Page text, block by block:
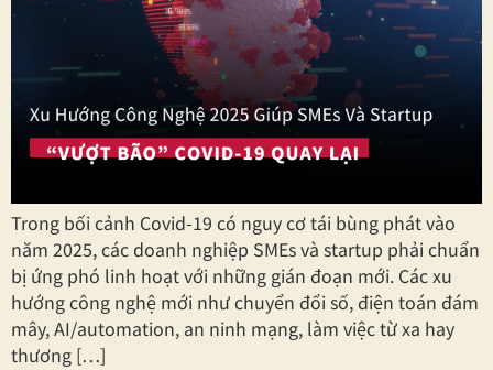
Trong bối cảnh Covid-19 có nguy cơ tái bùng phát vào
năm 2025, các doanh nghiệp SMEs và startup phải chuẩn
bị ứng phó linh hoạt với những gián đoạn mới. Các xu
hướng công nghệ mới như chuyển đổi số, điện toán đám
mây, AI/automation, an ninh mạng, làm việc từ xa hay
thương […]